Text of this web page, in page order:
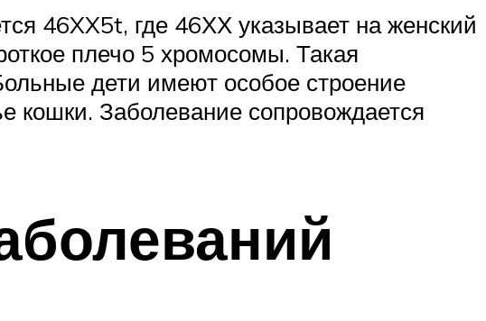
46XX5t, где 46ХХ указывает на женский
плечо 5 хромосомы. Такая
дети имеют особое строение
кошки. Заболевание сопровождается